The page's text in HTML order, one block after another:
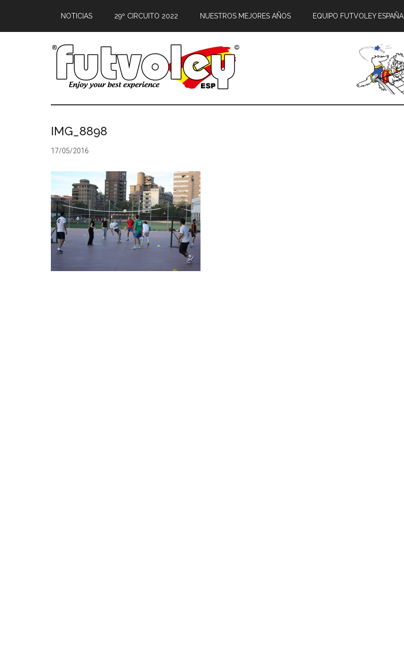
NOTICIAS 29º CIRCUITO 2022 NUESTROS MEJORES AÑOS EQUIPO FUTVOLEY ESPAÑA
IMG_8898
17/05/2016